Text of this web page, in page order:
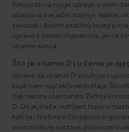
fokusirati na njega upravo u ovim
obasjava sve jače i trajnije. Naime,
saveznik i životni pratitelj kojeg
upravo s ljetnim mjesecima, jer ne
vitamin sunca.
Što je vitamin D i u čemu je
Upravo za vitamin D stručnjaci
kojih nam najčešće nedostaje.
čak trećina stanovnika Zemlje
D. On je, inače, nutrijent topiv u
kalcija i fosfora u čovjekovu
imunološkog sustava, pridonosi